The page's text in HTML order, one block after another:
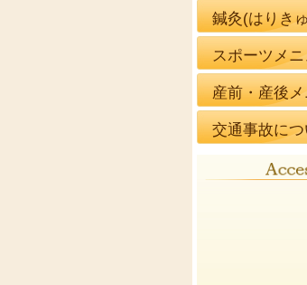
鍼灸(はりき
スポーツメ
産前・産後
交通事故に